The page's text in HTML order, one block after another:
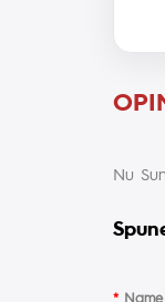
Nu
Name